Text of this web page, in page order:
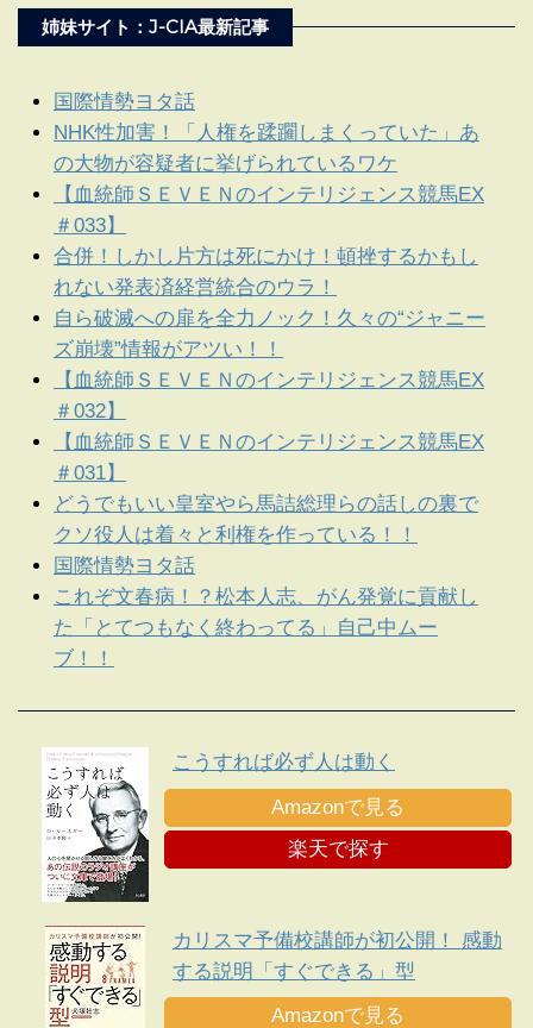
姉妹サイト：J-CIA最新記事
国際情勢ヨタ話
NHK性加害！「人権を蹂躙しまくっていた」あ
の大物が容疑者に挙げられているワケ
【血統師ＳＥＶＥＮのインテリジェンス競馬EX
＃033】
合併！しかし片方は死にかけ！頓挫するかもし
れない発表済経営統合のウラ！
自ら破滅への扉を全力ノック！久々の“ジャニー
ズ崩壊”情報がアツい！！
【血統師ＳＥＶＥＮのインテリジェンス競馬EX
＃032】
【血統師ＳＥＶＥＮのインテリジェンス競馬EX
＃031】
どうでもいい皇室やら馬詰総理らの話しの裏で
クソ役人は着々と利権を作っている！！
国際情勢ヨタ話
これぞ文春病！？松本人志、がん発覚に貢献し
た「とてつもなく終わってる」自己中ムー
ブ！！
こうすれば必ず人は動く
Amazonで見る
楽天で探す
カリスマ予備校講師が初公開！ 感動
する説明「すぐできる」型
Amazonで見る